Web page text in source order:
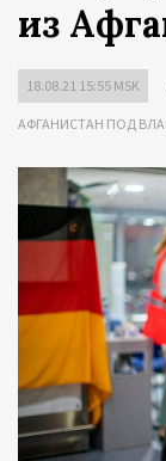
из
18.08.21 15:55 MSK
АФГАНИСТАН ПОД